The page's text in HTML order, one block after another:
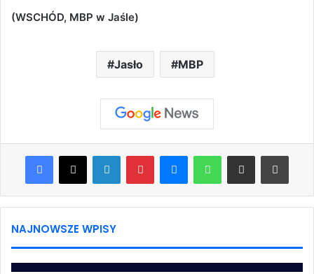
(WSCHÓD, MBP w Jaśle)
Jasło MBP
Facebook
X LinkedInPinterestMessengerWhatsAppShare via Email Print
NAJNOWSZE WPISY